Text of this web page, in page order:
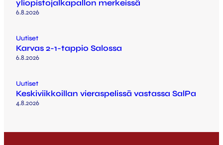
yliopistojalkapallon merkeissä
6.8.2026
Uutiset
Karvas 2-1-tappio Salossa
6.8.2026
Uutiset
Keskiviikkoillan vieraspelissä vastassa SalPa
4.8.2026